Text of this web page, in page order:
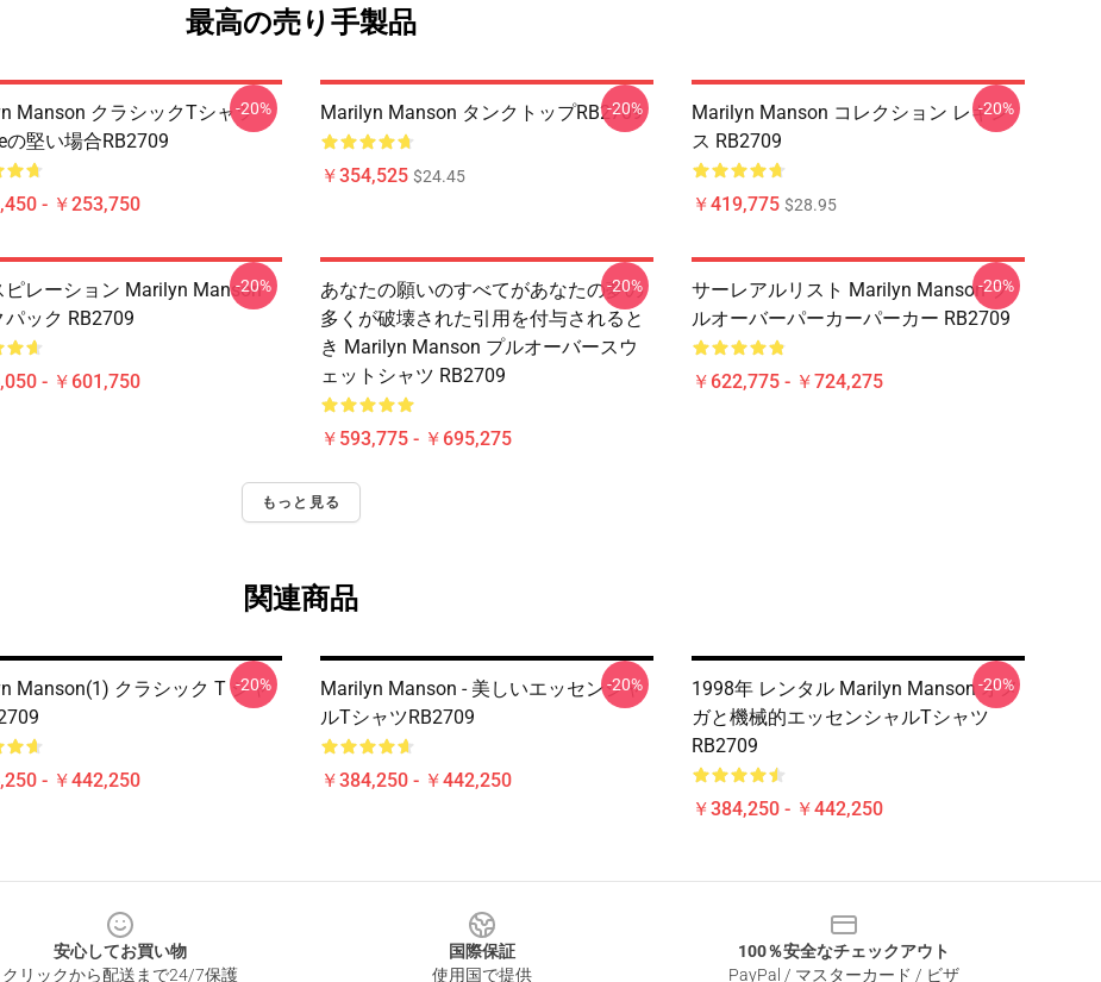
最高の売り手製品
Manson クラシックTシャツ
の堅い場合RB2709
- ￥253,750
-20% Marilyn Manson タンクトップRB2709
￥354,525 $24.45
-20%
Marilyn Manson コレクション レギン
ス RB2709
￥419,775 $28.95
-20%
ピレーション Marilyn Manson
パック RB2709
- ￥601,750
-20%
あなたの願いのすべてがあなたの夢の
多くが破壊された引用を付与されると
き Marilyn Manson プルオーバースウ
ェットシャツ RB2709
￥593,775 - ￥695,275
-20%
サーレアルリスト Marilyn Manson プ
ルオーバーパーカーパーカー RB2709
￥622,775 - ￥724,275
-20%
もっと見る
関連商品
Manson(1) クラシック T シャ
- ￥442,250
-20%
Marilyn Manson - 美しいエッセンシャ
ルTシャツRB2709
￥384,250 - ￥442,250
-20%
1998年 レンタル Marilyn Manson オメ
ガと機械的エッセンシャルTシャツ
RB2709
￥384,250 - ￥442,250
-20%
安心してお買い物
クリックから配送まで24/7保護
国際保証
使用国で提供
100％安全なチェックアウト
PayPal / マスターカード / ビザ